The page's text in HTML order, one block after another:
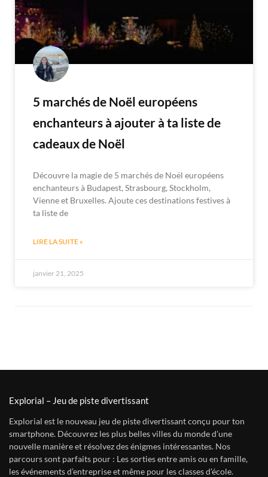
5 marchés de Noël européens
enchanteurs à ajouter à ta liste de
cadeaux de Noël
Découvre la magie de 5 marchés de Noël européens
enchanteurs à Budapest, Strasbourg, Stockholm,
Vienne et Bruxelles. Ajoute ces destinations festives à
ta liste de
LIRE LA SUITE »
janvier 21, 2025
Explorial – Jeu de piste divertissant
Explorial est le nouveau jeu de piste divertissant conçu pour ton
smartphone. Découvrez les plus belles villes du monde d’une
nouvelle manière et résolvez des énigmes intéressantes. Nos
parcours sont parfaits pour : Les sorties entre amis ou en famille,
les événements d’entreprise et même pour les classes d’école.